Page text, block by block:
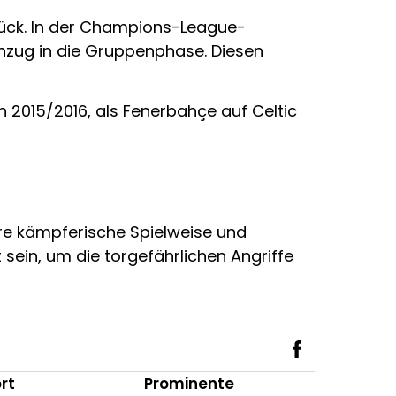
In der Champions-League-
in die Gruppenphase. Diesen
2016, als Fenerbahçe auf Celtic
kämpferische Spielweise und
um die torgefährlichen Angriffe
Prominente